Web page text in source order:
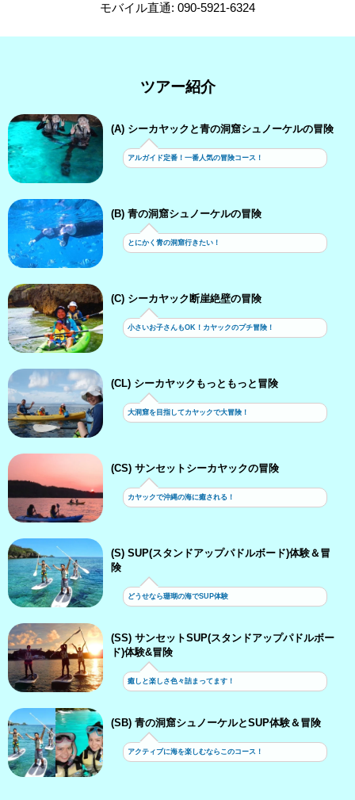
モバイル直通: 090-5921-6324
ツアー紹介
(A) シーカヤックと青の洞窟シュノーケルの冒険
アルガイド定番！一番人気の冒険コース！
(B) 青の洞窟シュノーケルの冒険
とにかく青の洞窟行きたい！
(C) シーカヤック断崖絶壁の冒険
小さいお子さんもOK！カヤックのプチ冒険！
(CL) シーカヤックもっともっと冒険
大洞窟を目指してカヤックで大冒険！
(CS) サンセットシーカヤックの冒険
カヤックで沖縄の海に癒される！
(S) SUP(スタンドアップパドルボード)体験＆冒
険
どうせなら珊瑚の海でSUP体験
(SS) サンセットSUP(スタンドアップパドルボー
ド)体験&冒険
癒しと楽しさ色々詰まってます！
(SB) 青の洞窟シュノーケルとSUP体験＆冒険
アクティブに海を楽しむならこのコース！